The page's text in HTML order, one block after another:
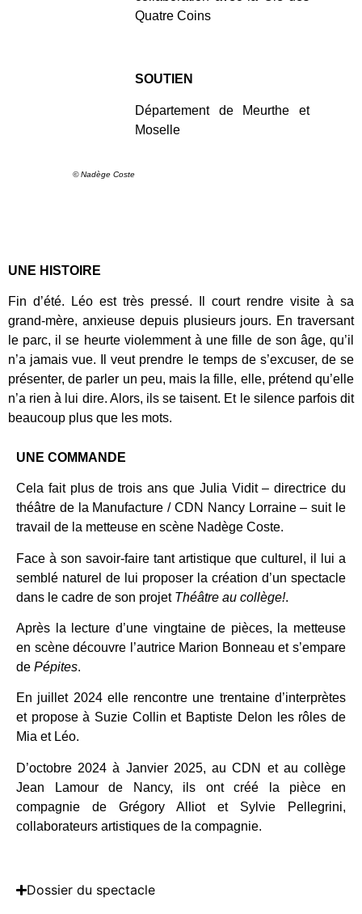
Quatre Coins
SOUTIEN
Département de Meurthe et
Moselle
© Nadège Coste
UNE HISTOIRE
Fin d’été. Léo est très pressé. Il court rendre visite à sa
grand-mère, anxieuse depuis plusieurs jours. En traversant
le parc, il se heurte violemment à une fille de son âge, qu’il
n’a jamais vue. Il veut prendre le temps de s’excuser, de se
présenter, de parler un peu, mais la fille, elle, prétend qu’elle
n’a rien à lui dire. Alors, ils se taisent. Et le silence parfois dit
beaucoup plus que les mots.
UNE COMMANDE
Cela fait plus de trois ans que Julia Vidit – directrice du
théâtre de la Manufacture / CDN Nancy Lorraine – suit le
travail de la metteuse en scène Nadège Coste.
Face à son savoir-faire tant artistique que culturel, il lui a
semblé naturel de lui proposer la création d’un spectacle
dans le cadre de son projet Théâtre au collège!.
Après la lecture d’une vingtaine de pièces, la metteuse
en scène découvre l’autrice Marion Bonneau et s’empare
de Pépites.
En juillet 2024 elle rencontre une trentaine d’interprètes
et propose à Suzie Collin et Baptiste Delon les rôles de
Mia et Léo.
D’octobre 2024 à Janvier 2025, au CDN et au collège
Jean Lamour de Nancy, ils ont créé la pièce en
compagnie de Grégory Alliot et Sylvie Pellegrini,
collaborateurs artistiques de la compagnie.
Dossier du spectacle